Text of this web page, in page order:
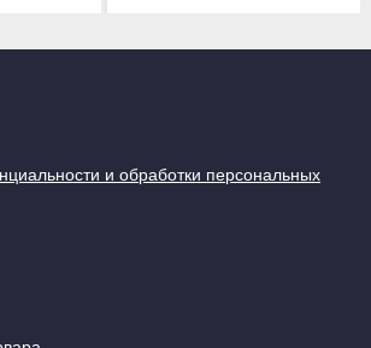
и обработки персональных